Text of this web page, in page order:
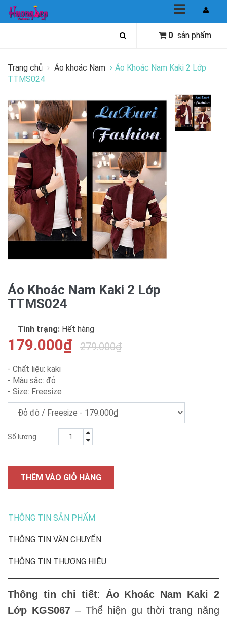
0 sản phẩm
Trang chủ Áo khoác Nam
Áo Khoác Nam Kaki 2 Lớp
TTMS024
Áo Khoác Nam Kaki 2 Lớp
TTMS024
Tình trạng: Hết hàng
179.000₫ 279.000₫
- Chất liệu: kaki
- Màu sắc: đỏ
- Size: Freesize
Số lượng
THÊM VÀO GIỎ HÀNG
THÔNG TIN SẢN PHẨM
THÔNG TIN VẬN CHUYỂN
THÔNG TIN THƯƠNG HIỆU
Thông tin chi tiết: Áo Khoác Nam Kaki 2
Lớp KGS067 – Thể hiện gu thời trang năng